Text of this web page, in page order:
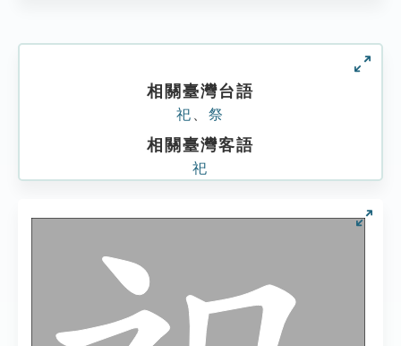
相關臺灣台語
祀 祭
相關臺灣客語
祀